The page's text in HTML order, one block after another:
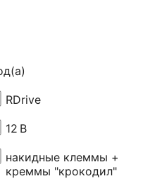
RDrive
12 В
накидные клеммы +
креммы "крокодил"